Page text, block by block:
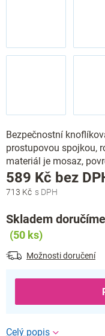
Bezpečnostní
prostupovou spojkou,
materiál je mosaz,
713 Kč
589 Kč bez
Skladem
(50 ks)
Možnosti doručení